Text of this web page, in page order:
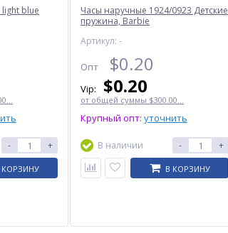
blue
- +
КОРЗИНУ
Часы наручные 1924/0923 Детские
пружина, Barbie
Артикул: -
Опт $0.20
Vip: $0.20
от общей суммы $300.00...
Крупный опт: уточнить
В наличии - +
В КОРЗИНУ